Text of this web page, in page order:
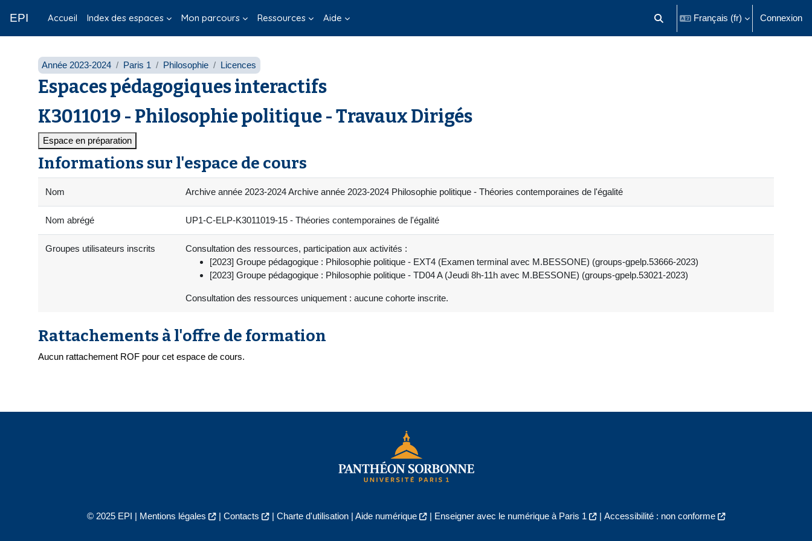
EPI Accueil Index des espaces Mon parcours Ressources Aide Activer/désactiver la saisie de
Français ‎(fr)‎ Connexion
Année 2023-2024 Paris 1 Philosophie Licences
Espaces pédagogiques interactifs
K3011019 - Philosophie politique - Travaux Dirigés
Espace en préparation
Informations sur l'espace de cours
Nom Archive année 2023-2024 Archive année 2023-2024 Philosophie politique - Théories contemporaines de l'égalité
Nom abrégé UP1-C-ELP-K3011019-15 - Théories contemporaines de l'égalité
Groupes utilisateurs inscrits
Consultation des ressources, participation aux activités :
[2023] Groupe pédagogique : Philosophie politique - EXT4 (Examen terminal avec M.BESSONE) (groups-gpelp.53666-2023)
[2023] Groupe pédagogique : Philosophie politique - TD04 A (Jeudi 8h-11h avec M.BESSONE) (groups-gpelp.53021-2023)
Consultation des ressources uniquement : aucune cohorte inscrite.
Rattachements à l'offre de formation
Aucun rattachement ROF pour cet espace de cours.
© 2025 EPI | Mentions légales | Contacts | Charte d'utilisation| Aide numérique | Enseigner avec le numérique à Paris 1 | Accessibilité : non conforme